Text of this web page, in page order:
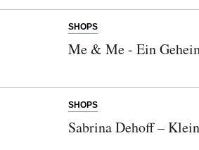
SHOPS
Me & Me - Ein
SHOPS
Sabrina Dehoff –